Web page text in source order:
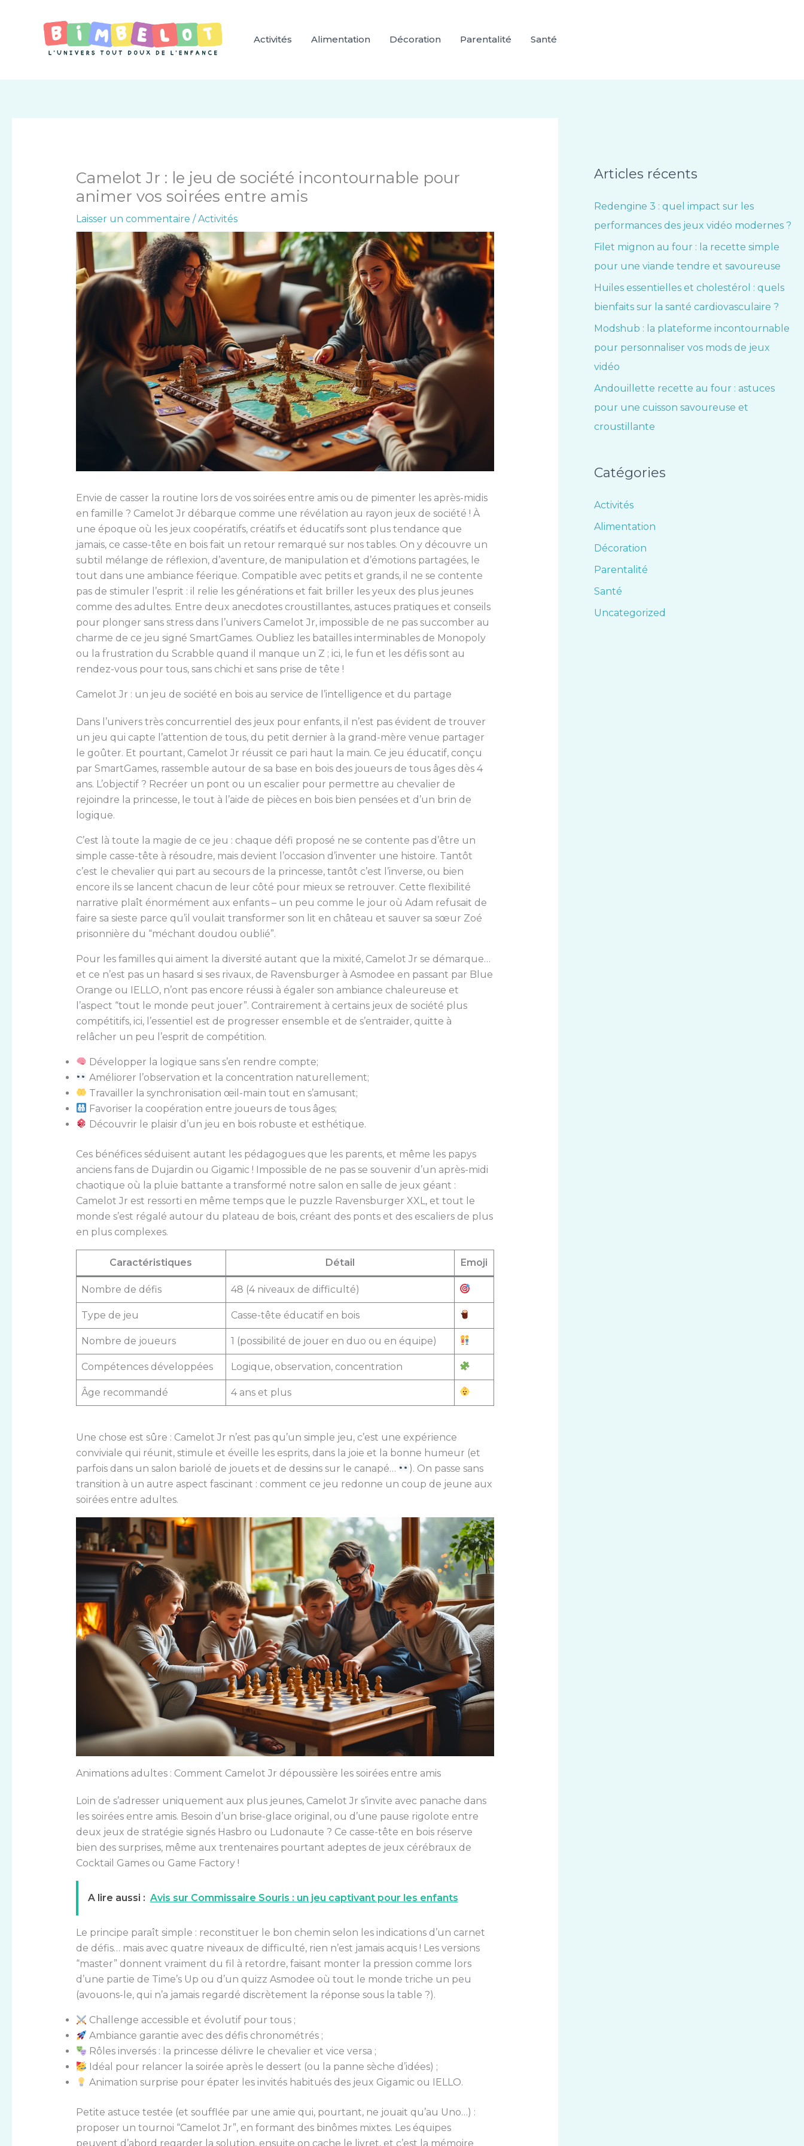
Activités Alimentation Décoration Parentalité Santé
Camelot Jr : le jeu de société incontournable pour
animer vos soirées entre amis
Laisser un commentaire / Activités
Envie de casser la routine lors de vos soirées entre amis ou de pimenter les après-midis
en famille ? Camelot Jr débarque comme une révélation au rayon jeux de société ! À
une époque où les jeux coopératifs, créatifs et éducatifs sont plus tendance que
jamais, ce casse-tête en bois fait un retour remarqué sur nos tables. On y découvre un
subtil mélange de réflexion, d’aventure, de manipulation et d’émotions partagées, le
tout dans une ambiance féerique. Compatible avec petits et grands, il ne se contente
pas de stimuler l’esprit : il relie les générations et fait briller les yeux des plus jeunes
comme des adultes. Entre deux anecdotes croustillantes, astuces pratiques et conseils
pour plonger sans stress dans l’univers Camelot Jr, impossible de ne pas succomber au
charme de ce jeu signé SmartGames. Oubliez les batailles interminables de Monopoly
ou la frustration du Scrabble quand il manque un Z ; ici, le fun et les défis sont au
rendez-vous pour tous, sans chichi et sans prise de tête !
Camelot Jr : un jeu de société en bois au service de l’intelligence et du partage
Dans l’univers très concurrentiel des jeux pour enfants, il n’est pas évident de trouver
un jeu qui capte l’attention de tous, du petit dernier à la grand-mère venue partager
le goûter. Et pourtant, Camelot Jr réussit ce pari haut la main. Ce jeu éducatif, conçu
par SmartGames, rassemble autour de sa base en bois des joueurs de tous âges dès 4
ans. L’objectif ? Recréer un pont ou un escalier pour permettre au chevalier de
rejoindre la princesse, le tout à l’aide de pièces en bois bien pensées et d’un brin de
logique.
C’est là toute la magie de ce jeu : chaque défi proposé ne se contente pas d’être un
simple casse-tête à résoudre, mais devient l’occasion d’inventer une histoire. Tantôt
c’est le chevalier qui part au secours de la princesse, tantôt c’est l’inverse, ou bien
encore ils se lancent chacun de leur côté pour mieux se retrouver. Cette flexibilité
narrative plaît énormément aux enfants – un peu comme le jour où Adam refusait de
faire sa sieste parce qu’il voulait transformer son lit en château et sauver sa sœur Zoé
prisonnière du “méchant doudou oublié”.
Pour les familles qui aiment la diversité autant que la mixité, Camelot Jr se démarque…
et ce n’est pas un hasard si ses rivaux, de Ravensburger à Asmodee en passant par Blue
Orange ou IELLO, n’ont pas encore réussi à égaler son ambiance chaleureuse et
l’aspect “tout le monde peut jouer”. Contrairement à certains jeux de société plus
compétitifs, ici, l’essentiel est de progresser ensemble et de s’entraider, quitte à
relâcher un peu l’esprit de compétition.
Développer la logique sans s’en rendre compte;
Améliorer l’observation et la concentration naturellement;
Travailler la synchronisation œil-main tout en s’amusant;
Favoriser la coopération entre joueurs de tous âges;
Découvrir le plaisir d’un jeu en bois robuste et esthétique.
Ces bénéfices séduisent autant les pédagogues que les parents, et même les papys
anciens fans de Dujardin ou Gigamic ! Impossible de ne pas se souvenir d’un après-midi
chaotique où la pluie battante a transformé notre salon en salle de jeux géant :
Camelot Jr est ressorti en même temps que le puzzle Ravensburger XXL, et tout le
monde s’est régalé autour du plateau de bois, créant des ponts et des escaliers de plus
en plus complexes.
Caractéristiques Détail Emoji
Nombre de défis 48 (4 niveaux de difficulté)
Type de jeu Casse-tête éducatif en bois
Nombre de joueurs 1 (possibilité de jouer en duo ou en équipe)
Compétences développées Logique, observation, concentration
Âge recommandé 4 ans et plus
Une chose est sûre : Camelot Jr n’est pas qu’un simple jeu, c’est une expérience
conviviale qui réunit, stimule et éveille les esprits, dans la joie et la bonne humeur (et
parfois dans un salon bariolé de jouets et de dessins sur le canapé…
). On passe sans
transition à un autre aspect fascinant : comment ce jeu redonne un coup de jeune aux
soirées entre adultes.
Animations adultes : Comment Camelot Jr dépoussière les soirées entre amis
Loin de s’adresser uniquement aux plus jeunes, Camelot Jr s’invite avec panache dans
les soirées entre amis. Besoin d’un brise-glace original, ou d’une pause rigolote entre
deux jeux de stratégie signés Hasbro ou Ludonaute ? Ce casse-tête en bois réserve
bien des surprises, même aux trentenaires pourtant adeptes de jeux cérébraux de
Cocktail Games ou Game Factory !
A lire aussi : Avis sur Commissaire Souris : un jeu captivant pour les enfants
Le principe paraît simple : reconstituer le bon chemin selon les indications d’un carnet
de défis… mais avec quatre niveaux de difficulté, rien n’est jamais acquis ! Les versions
“master” donnent vraiment du fil à retordre, faisant monter la pression comme lors
d’une partie de Time’s Up ou d’un quizz Asmodee où tout le monde triche un peu
(avouons-le, qui n’a jamais regardé discrètement la réponse sous la table ?).
Challenge accessible et évolutif pour tous ;
Ambiance garantie avec des défis chronométrés ;
Rôles inversés : la princesse délivre le chevalier et vice versa ;
Idéal pour relancer la soirée après le dessert (ou la panne sèche d’idées) ;
Animation surprise pour épater les invités habitués des jeux Gigamic ou IELLO.
Petite astuce testée (et soufflée par une amie qui, pourtant, ne jouait qu’au Uno…) :
proposer un tournoi “Camelot Jr”, en formant des binômes mixtes. Les équipes
peuvent d’abord regarder la solution, ensuite on cache le livret, et c’est la mémoire
Articles récents
Redengine 3 : quel impact sur les
performances des jeux vidéo modernes ?
Filet mignon au four : la recette simple
pour une viande tendre et savoureuse
Huiles essentielles et cholestérol : quels
bienfaits sur la santé cardiovasculaire ?
Modshub : la plateforme incontournable
pour personnaliser vos mods de jeux
vidéo
Andouillette recette au four : astuces
pour une cuisson savoureuse et
croustillante
Catégories
Activités
Alimentation
Décoration
Parentalité
Santé
Uncategorized